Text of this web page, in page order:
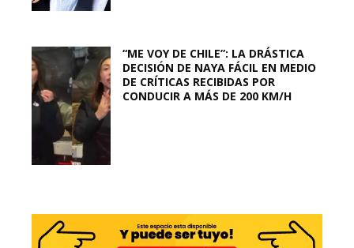
“ME VOY DE CHILE”: LA DRÁSTICA
DECISIÓN DE NAYA FÁCIL EN MEDIO
DE CRÍTICAS RECIBIDAS POR
CONDUCIR A MÁS DE 200 KM/H